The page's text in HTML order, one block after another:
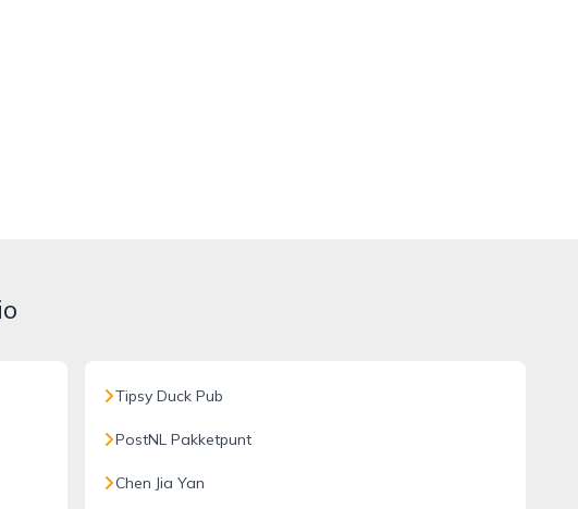
Tipsy Duck Pub
PostNL Pakketpunt
Chen Jia Yan